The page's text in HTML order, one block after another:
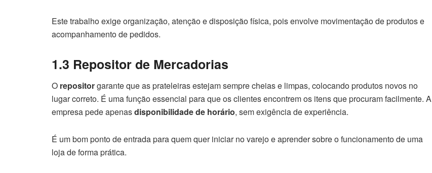
Este trabalho exige organização, atenção e disposição física, pois envolve movimentação de produtos e
acompanhamento de pedidos.
1.3 Repositor de Mercadorias
O repositorgarante que as prateleiras estejam sempre cheias e limpas, colocando produtos novos no
lugar correto. É uma função essencial para que os clientes encontrem os itens que procuram facilmente. A
empresa pede apenasdisponibilidade de horário, sem exigência de experiência.
É um bom ponto de entrada para quem quer iniciar no varejo e aprender sobre o funcionamento de uma
loja de forma prática.